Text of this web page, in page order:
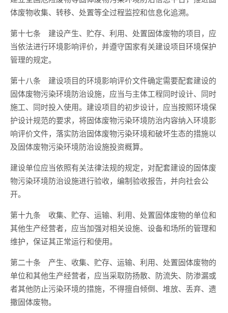
体废物收集、转移、处置等全过程监控和信息化追溯。
第十七条 建设产生、贮存、利用、处置固体废物的项目，应
当依法进行环境影响评价，并遵守国家有关建设项目环境保护
管理的规定。
第十八条 建设项目的环境影响评价文件确定需要配套建设的
固体废物污染环境防治设施，应当与主体工程同时设计、同时
施工、同时投入使用。建设项目的初步设计，应当按照环境保
护设计规范的要求，将固体废物污染环境防治内容纳入环境影
响评价文件，落实防治固体废物污染环境和破坏生态的措施以
及固体废物污染环境防治设施投资概算。
建设单位应当依照有关法律法规的规定，对配套建设的固体废
物污染环境防治设施进行验收，编制验收报告，并向社会公
开。
第十九条 收集、贮存、运输、利用、处置固体废物的单位和
其他生产经营者，应当加强对相关设施、设备和场所的管理和
维护，保证其正常运行和使用。
第二十条 产生、收集、贮存、运输、利用、处置固体废物的
单位和其他生产经营者，应当采取防扬散、防流失、防渗漏或
者其他防止污染环境的措施，不得擅自倾倒、堆放、丢弃、遗
撒固体废物。